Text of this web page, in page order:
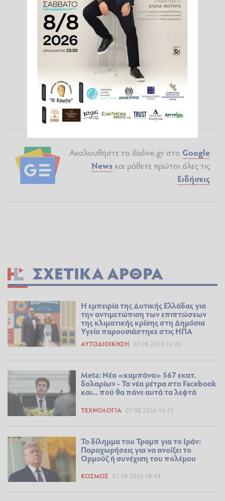
Ακολουθήστε το ilialive.gr στο Google
News και μάθετε πρώτοι όλες τις
Ειδήσεις
ΣΧΕΤΙΚΆ ΆΡΘΡΑ
Η εμπειρία της Δυτικής Ελλάδας για
την αντιμετώπιση των επιπτώσεων
της κλιματικής κρίσης στη Δημόσια
Υγεία παρουσιάστηκε στις ΗΠΑ
ΑΥΤΟΔΙΟΊΚΗΣΗ 07.08.2026 14:20
Meta: Νέα «καμπάνα» 567 εκατ.
δολαρίων - Τα νέα μέτρα στο Facebook
και... πού θα πάνε αυτά τα λεφτά
ΤΕΧΝΟΛΟΓΊΑ 07.08.2026 16:23
Το δίλημμα του Τραμπ για το Ιράν:
Παραχωρήσεις για να ανοίξει το
Ορμούζ ή συνέχιση του πολέμου
ΚΌΣΜΟΣ 07.08.2026 08:44